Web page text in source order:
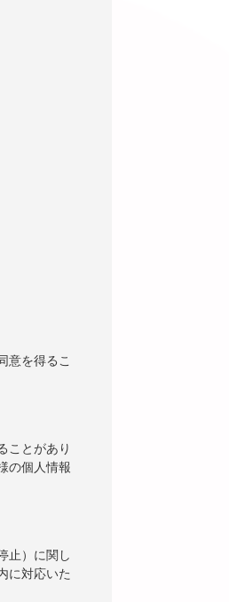
意を得るこ
ことがあり
の個人情報
止）に関し
に対応いた